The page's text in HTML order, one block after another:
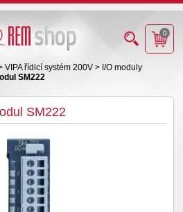
0
VIPA řídicí systém 200V > I/O moduly
SM222
SM222